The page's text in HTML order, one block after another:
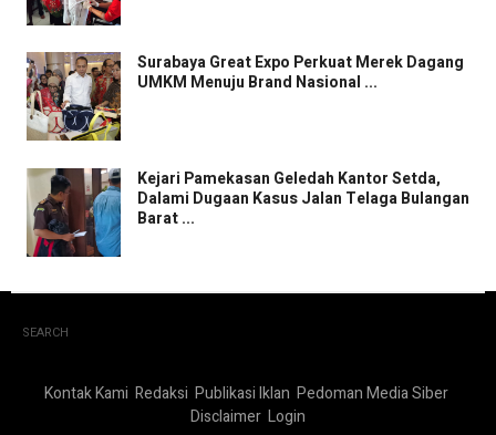
Surabaya Great Expo Perkuat Merek Dagang
UMKM Menuju Brand Nasional ...
Kejari Pamekasan Geledah Kantor Setda,
Dalami Dugaan Kasus Jalan Telaga Bulangan
Barat ...
SEARCH
Kontak Kami Redaksi Publikasi Iklan Pedoman Media Siber
Disclaimer Login